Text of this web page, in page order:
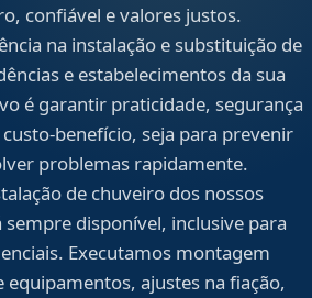
confiável e valores justos.
na instalação e substituição de
e estabelecimentos da sua
é garantir praticidade, segurança
benefício, seja para prevenir
problemas rapidamente.
de chuveiro dos nossos
sempre disponível, inclusive para
Executamos montagem
ajustes na fiação,